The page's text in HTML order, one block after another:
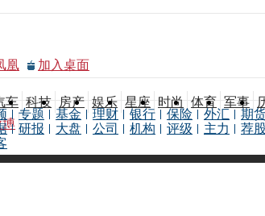
凰
加入桌面
车 科技 房产 娱乐 星座 时尚 体育 军事
博
专题 基金 理财 银行 保险 外汇 期
研报 大盘 公司 机构 评级 主力 荐股